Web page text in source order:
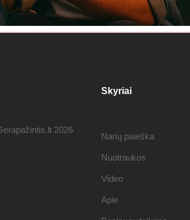
2026
Skyriai
Narių paieška
Nuotraukos
Video
Apie